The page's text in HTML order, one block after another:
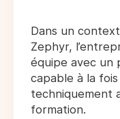
Dans un
Zephyr,
équipe avec un
capable à la
techniquement
formation.